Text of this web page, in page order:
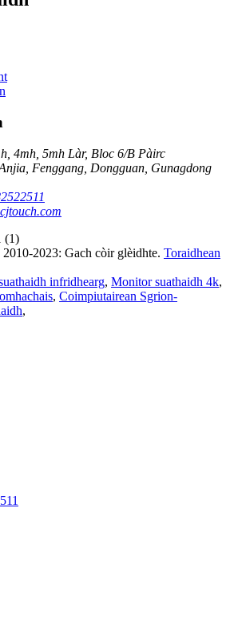
4mh, 5mh Làr, Bloc 6/B Pàirc
Fenggang, Dongguan, Gunagdong
2023: Gach còir glèidhte. Toraidhean
infridhearg, Monitor suathaidh 4k,
, Coimpiutairean Sgrion-
,